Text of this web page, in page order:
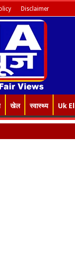
Disclaimer
खेल स्वास्थ्य Uk